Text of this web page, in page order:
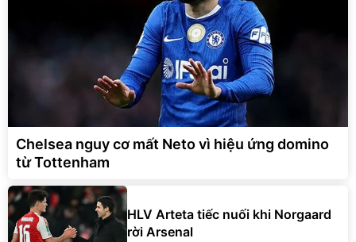
Chelsea nguy cơ mất Neto vì hiệu ứng domino
từ Tottenham
HLV Arteta tiếc nuối khi Norgaard
rời Arsenal